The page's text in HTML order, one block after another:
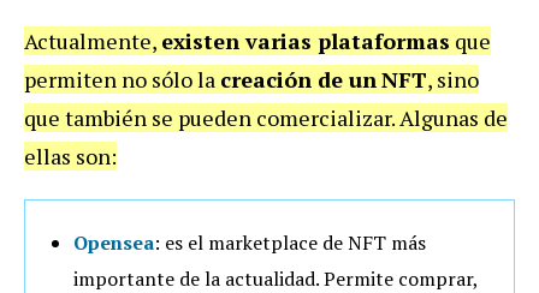
Actualmente, existen varias plataformas que
permiten no sólo la creación de unNFT, sino
que también se pueden comercializar. Algunas de
ellas son:
Opensea: es el marketplace de NFT más
importante de la actualidad. Permite comprar,